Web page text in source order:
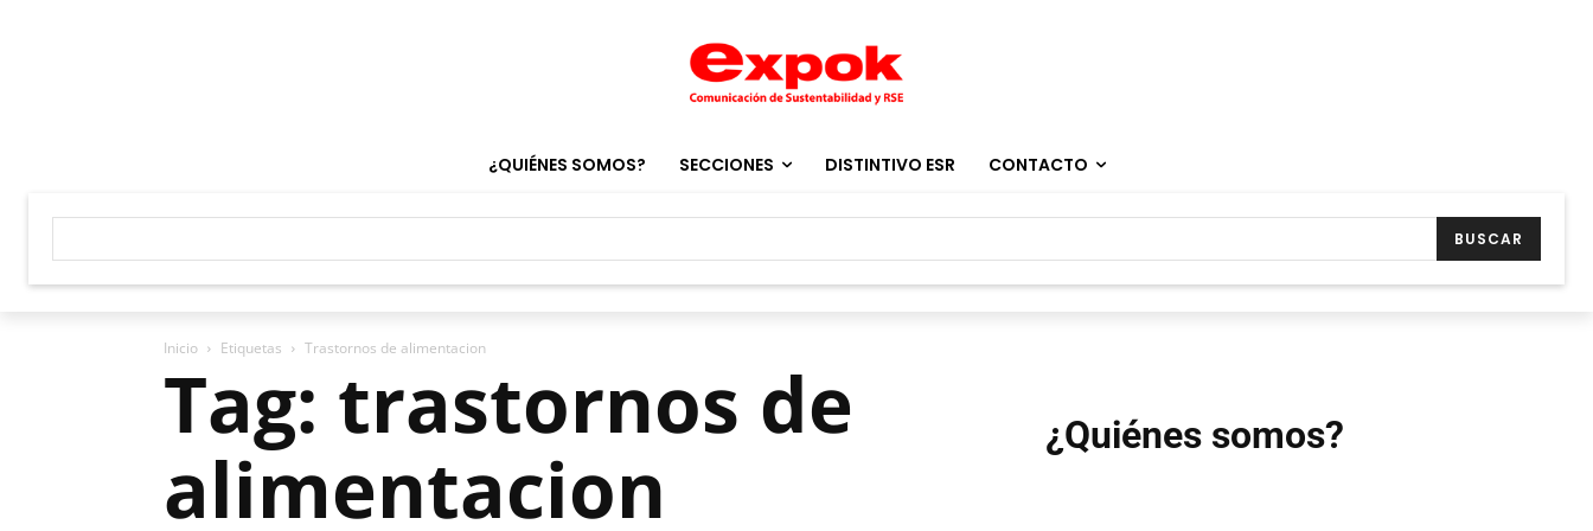
¿QUIÉNES SOMOS? SECCIONES DISTINTIVO ESR CONTACTO
BUSCAR
Inicio Etiquetas Trastornos de alimentacion
Tag: trastornos de
alimentacion
¿Quiénes somos?